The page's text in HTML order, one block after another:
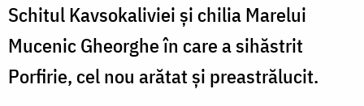
Schitul Kavsokaliviei și chilia Marelui
Mucenic Gheorghe în care a sihăstrit
Porfirie, cel nou arătat și preastrălucit.